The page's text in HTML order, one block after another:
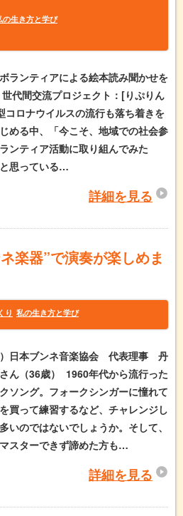
の生き方と学び
ランティアによる絵本読み聞かせを
代間交流プロジェクト：[りぷりん
コロナウイルスの流行も落ち着きを
める中、「今こそ、地域での社会参
ンティア活動に取り組んでみた
思っている…
詳細を見る
楽器”で演奏が楽しめま
り 私の生き方と学び
）日本ブンネ音楽協会 代表理事 丹
ん（36歳） 1960年代から流行った
ソング。フォークシンガーに憧れて
買って練習するなど、チャレンジし
いのではないでしょうか。そして、
スターできず諦めた方も…
詳細を見る